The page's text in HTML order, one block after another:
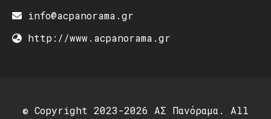
info@acpanorama.gr
http://www.acpanorama.gr
© Copyright 2023-2026 ΑΣ Πανόραμα. All